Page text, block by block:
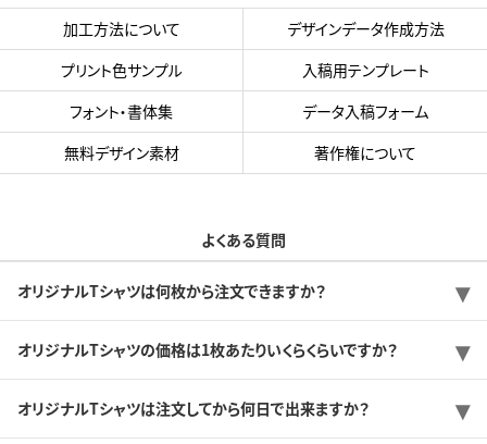
加工方法について
デザインデータ作成方法
プリント色サンプル
入稿用テンプレート
フォント・書体集
データ入稿フォーム
無料デザイン素材
著作権について
よくある質問
オリジナルTシャツは何枚から注文できますか？
オリジナルTシャツの価格は1枚あたりいくらくらいですか？
オリジナルTシャツは注文してから何日で出来ますか？